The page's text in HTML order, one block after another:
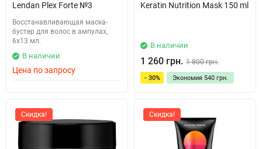
Lendan Plex Forte №3
Восстанавливающая маска-
бустер для волос в ампулах,
6x13 мл.
В наличии
Цена по запросу
Keratin Nutrition Mask 150 ml
В наличии
1 260 грн. 1 800 грн.
- 30% Экономия 540 грн.
Скидка! Скидка!